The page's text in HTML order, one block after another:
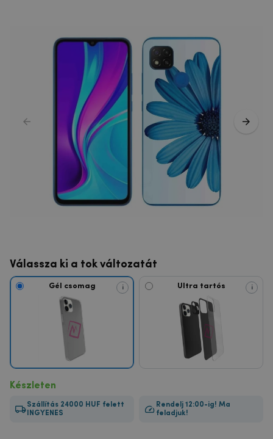
Válassza ki a tok változatát
Gél csomag i Ultra tartós i
Készleten
Szállítás 24000 HUF felett
INGYENES
Rendelj 12:00-ig! Ma
feladjuk!